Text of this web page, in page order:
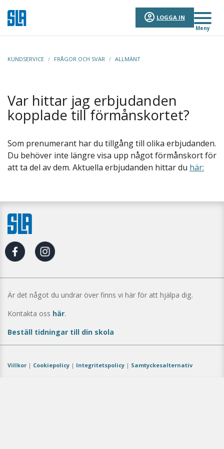
LOGGA IN
Meny
KUNDSERVICE / FRÅGOR OCH SVAR / ALLMÄNT
Var hittar jag erbjudanden
kopplade till förmånskortet?
Som prenumerant har du tillgång till olika erbjudanden.
Du behöver inte längre visa upp något förmånskort för
att ta del av dem. Aktuella erbjudanden hittar du här:
Är det något du undrar över finns vi här för att hjälpa dig.
Kontakta oss här.
Beställ tidningar till din skola
Villkor | Cookiepolicy | Integritetspolicy | Samtyckesalternativ